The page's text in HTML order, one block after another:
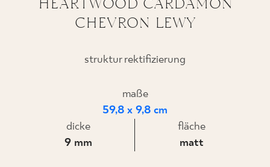
WO ZU KAUFEN
ÜBER UNS
CHEVRON LEWY
struktur rektifizierung
maße
59,8 x 9,8 cm
dicke
9 mm
fläche
matt